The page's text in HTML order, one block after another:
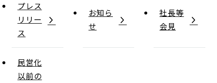
プレス
リリー
ス
お知ら
せ
社長等
会見
民営化
以前の